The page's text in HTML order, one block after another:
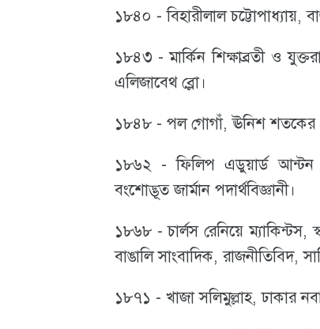
১৮৪০ - বিহারীলাল চট্টোপাধ্যায়,
১৮৪৩ - মার্কিন শিক্ষাব্রতী ও
এলিজাবেথ ব্লো।
১৮৪৮ - পল গোগাঁ, ঊনিশ শতকের
১৮৬২ - ফিলিপ এডুয়ার্ড আন্টন
বংশোদ্ভূত জার্মান পদার্থবিজ্ঞানী।
১৮৬৮ - চার্লস রেনিয়ে ম্যাকিন্টস,
বাঙালি সাংবাদিক, রাজনীতিবিদ,
১৮৭১ - খাজা সলিমুল্লাহ, ঢাকার